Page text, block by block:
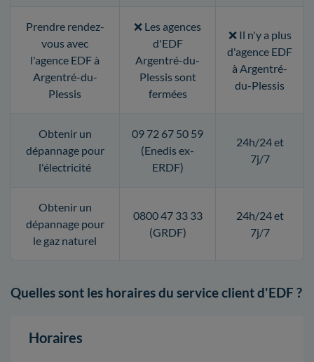
Prendre rendez-
vous avec
l'agence EDF à
Argentré-du-
Plessis
❌ Les agences
d'EDF
Argentré-du-
Plessis sont
fermées
❌ Il n'y a plus
d'agence EDF
à Argentré-
du-Plessis
Obtenir un
dépannage pour
l'électricité
09 72 67 50 59
(Enedis ex-
ERDF)
24h/24 et
7j/7
Obtenir un
dépannage pour
le gaz naturel
0800 47 33 33
(GRDF)
24h/24 et
7j/7
Quelles sont les horaires du service client d'EDF ?
Horaires